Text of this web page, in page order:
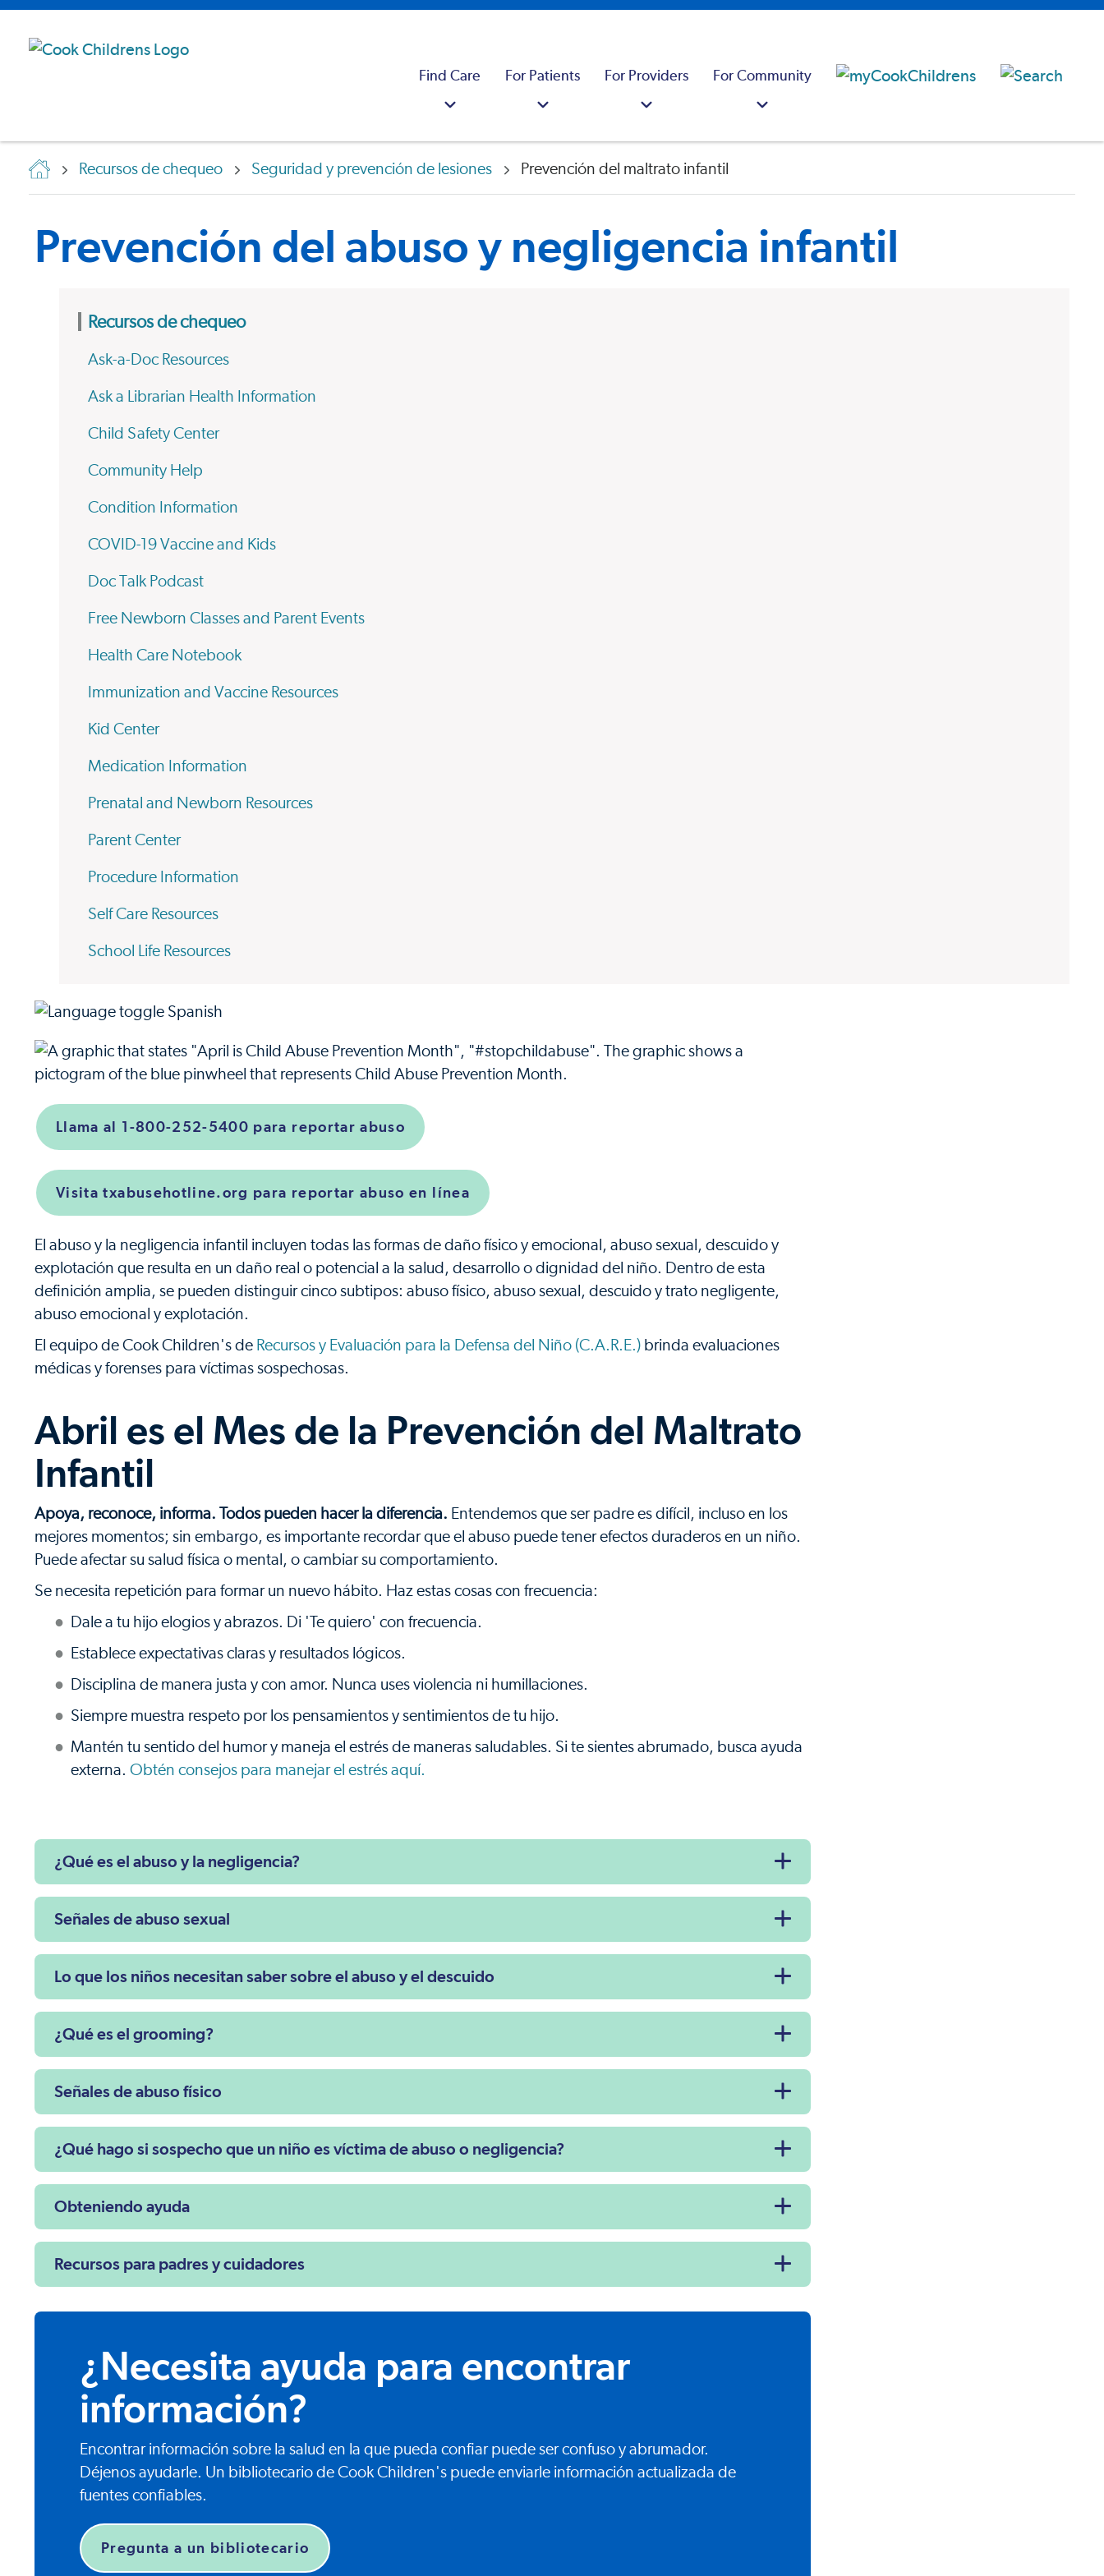
Find Care For Patients For Providers For Community
Recursos de chequeo Seguridad y prevención de lesiones Prevención del maltrato infantil
Prevención del abuso y negligencia infantil
Recursos de chequeo
Ask-a-Doc Resources
Ask a Librarian Health Information
Child Safety Center
Community Help
Condition Information
COVID-19 Vaccine and Kids
Doc Talk Podcast
Free Newborn Classes and Parent Events
Health Care Notebook
Immunization and Vaccine Resources
Kid Center
Medication Information
Prenatal and Newborn Resources
Parent Center
Procedure Information
Self Care Resources
School Life Resources
Llama al 1-800-252-5400 para reportar abuso
Visita txabusehotline.org para reportar abuso en línea
El abuso y la negligencia infantil incluyen todas las formas de daño físico y emocional, abuso sexual, descuido y
explotación que resulta en un daño real o potencial a la salud, desarrollo o dignidad del niño. Dentro de esta
definición amplia, se pueden distinguir cinco subtipos: abuso físico, abuso sexual, descuido y trato negligente,
abuso emocional y explotación.
El equipo de Cook Children's de Recursos y Evaluación para la Defensa del Niño (C.A.R.E.) brinda evaluaciones
médicas y forenses para víctimas sospechosas.
Abril es el Mes de la Prevención del Maltrato
Infantil
Apoya, reconoce, informa. Todos pueden hacer la diferencia. Entendemos que ser padre es difícil, incluso en los
mejores momentos; sin embargo, es importante recordar que el abuso puede tener efectos duraderos en un niño.
Puede afectar su salud física o mental, o cambiar su comportamiento.
Se necesita repetición para formar un nuevo hábito. Haz estas cosas con frecuencia:
Dale a tu hijo elogios y abrazos. Di 'Te quiero' con frecuencia.
Establece expectativas claras y resultados lógicos.
Disciplina de manera justa y con amor. Nunca uses violencia ni humillaciones.
Siempre muestra respeto por los pensamientos y sentimientos de tu hijo.
Mantén tu sentido del humor y maneja el estrés de maneras saludables. Si te sientes abrumado, busca ayuda
externa. Obtén consejos para manejar el estrés aquí.
¿Qué es el abuso y la negligencia?
Señales de abuso sexual
Lo que los niños necesitan saber sobre el abuso y el descuido
¿Qué es el grooming?
Señales de abuso físico
¿Qué hago si sospecho que un niño es víctima de abuso o negligencia?
Obteniendo ayuda
Recursos para padres y cuidadores
¿Necesita ayuda para encontrar
información?
Encontrar información sobre la salud en la que pueda confiar puede ser confuso y abrumador.
Déjenos ayudarle. Un bibliotecario de Cook Children's puede enviarle información actualizada de
fuentes confiables.
Pregunta a un bibliotecario